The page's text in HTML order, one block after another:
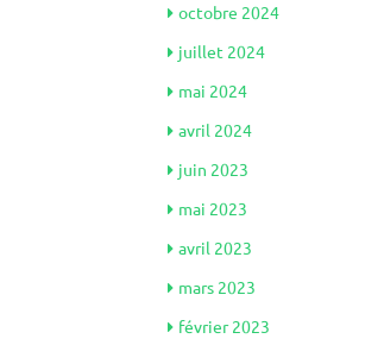
octobre 2024
juillet 2024
mai 2024
avril 2024
juin 2023
mai 2023
avril 2023
mars 2023
février 2023